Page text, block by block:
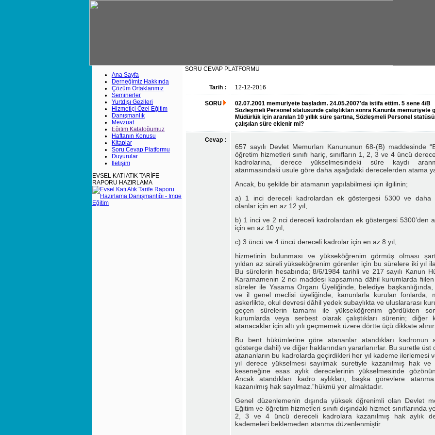
Ana Sayfa
Derneğimiz Hakkında
Çözüm Ortaklarımız
Seminerler
Yurtdışı Gezileri
Hizmetiçi Özel Eğitim
Danışmanlık
Mevzuat
Eğitim Kataloğumuz
Haftanın Konusu
Kitaplar
Soru Cevap Platformu
Duyurular
İletişim
EVSEL KATI ATIK TARİFE
RAPORU HAZIRLAMA
SORU CEVAP PLATFORMU
Tarih : 12-12-2016
SORU
02.07.2001 memuriyete başladım. 24.05.2007'da istifa ettim. 5 sene 4/B
Sözleşmeli Personel statüsünde çalıştıktan sonra Kanunla memuriyete
Müdürlük için aranılan 10 yıllık süre şartına, Sözleşmeli Personel
çalışılan süre eklenir mi?
Cevap :
657 sayılı Devlet Memurları Kanununun 68-(B) maddesinde
öğretim hizmetleri sınıfı hariç, sınıfların 1, 2, 3 ve 4 üncü
kadrolarına, derece yükselmesindeki süre kaydı
atanmasındaki usule göre daha aşağıdaki derecelerden atama
Ancak, bu şekilde bir atamanın yapılabilmesi için ilgilinin;
a) 1 inci dereceli kadrolardan ek göstergesi 5300 ve daha
olanlar için en az 12 yıl,
b) 1 inci ve 2 nci dereceli kadrolardan ek göstergesi 5300’den
için en az 10 yıl,
c) 3 üncü ve 4 üncü dereceli kadrolar için en az 8 yıl,
hizmetinin bulunması ve yükseköğrenim görmüş olması
yıldan az süreli yükseköğrenim görenler için bu sürelere iki yıl
Bu sürelerin hesabında; 8/6/1984 tarihli ve 217 sayılı Kanun
Kararnamenin 2 nci maddesi kapsamına dâhil kurumlarda fiilen
süreler ile Yasama Organı Üyeliğinde, belediye
ve il genel meclisi üyeliğinde, kanunlarla kurulan fonlarda,
askerlikte, okul devresi dâhil yedek subaylıkta ve uluslararası
geçen sürelerin tamamı ile yükseköğrenim gördükten
kurumlarda veya serbest olarak çalıştıkları sürenin; diğer
atanacaklar için altı yılı geçmemek üzere dörtte üçü dikkate alınır.
Bu bent hükümlerine göre atananlar atandıkları kadronun
gösterge dahil) ve diğer haklarından yararlanırlar. Bu suretle üst
atananların bu kadrolarda geçirdikleri her yıl kademe ilerlemesi
yıl derece yükselmesi sayılmak suretiyle kazanılmış hak ve
keseneğine esas aylık derecelerinin yükselmesinde
Ancak atandıkları kadro aylıkları, başka görevlere
kazanılmış hak sayılmaz.”hükmü yer almaktadır.
Genel düzenlemenin dışında yüksek öğrenimli olan Devlet
Eğitim ve öğretim hizmetleri sınıfı dışındaki hizmet sınıflarında
2, 3 ve 4 üncü dereceli kadrolara kazanılmış hak aylık
kademeleri beklemeden atanma düzenlenmiştir.